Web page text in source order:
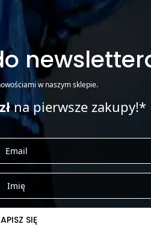
w naszym sklepie.
na pierwsze zakupy!*
SIĘ